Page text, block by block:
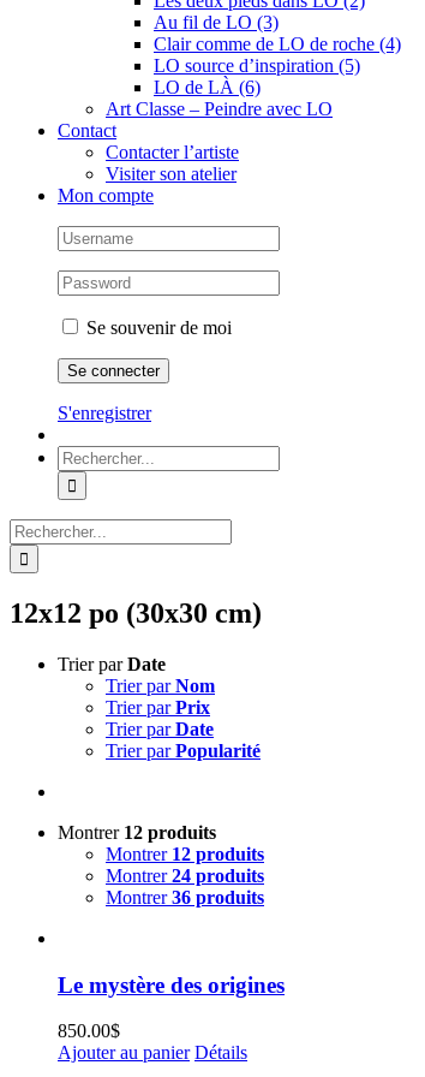
Au fil de LO (3)
Clair comme de LO de roche (4)
LO source d’inspiration (5)
LO de LÀ (6)
Art Classe – Peindre avec LO
Contact
Contacter l’artiste
Visiter son atelier
Mon compte
Se souvenir de moi
S'enregistrer
Rechercher:
Rechercher:
12x12 po (30x30 cm)
Trier parDate
Trier parNom
Trier parPrix
Trier parDate
Trier parPopularité
Montrer 12 produits
Montrer 12 produits
Montrer24 produits
Montrer36 produits
Le mystère des origines
850.00$
Ajouter au panier Détails